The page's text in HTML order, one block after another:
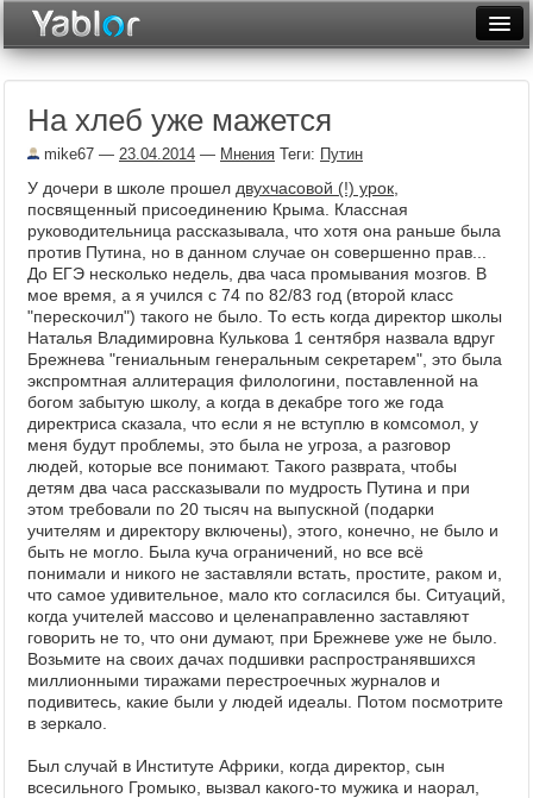
Неделя
Месяц
Рейтинги
Архив
Фототоп
Видеотоп
На хлеб уже мажется
mike67 — 23.04.2014 — Мнения Теги: Путин
У дочери в школе прошел двухчасовой (!) урок
посвященный присоединению Крыма. Классная
руководительница рассказывала, что хотя она раньше была
против Путина, но в данном случае он совершенно прав...
До ЕГЭ несколько недель, два часа промывания мозгов. В
мое время, а я учился с 74 по 82/83 год (второй класс
"перескочил") такого не было. То есть когда директор школы
Наталья Владимировна Кулькова 1 сентября назвала вдруг
Брежнева "гениальным генеральным секретарем", это была
экспромтная аллитерация филологини, поставленной на
богом забытую школу, а когда в декабре того же года
директриса сказала, что если я не вступлю в комсомол, у
меня будут проблемы, это была не угроза, а разговор
людей, которые все понимают. Такого разврата, чтобы
детям два часа рассказывали по мудрость Путина и при
этом требовали по 20 тысяч на выпускной (подарки
учителям и директору включены), этого, конечно, не было и
быть не могло. Была куча ограничений, но все всё
понимали и никого не заставляли встать, простите, раком и,
что самое удивительное, мало кто согласился бы. Ситуаций,
когда учителей массово и целенаправленно заставляют
говорить не то, что они думают, при Брежневе уже не было.
Возьмите на своих дачах подшивки распространявшихся
миллионными тиражами перестроечных журналов и
подивитесь, какие были у людей идеалы. Потом посмотрите
в зеркало.
Был случай в Институте Африки, когда директор, сын
всесильного Громыко, вызвал какого-то мужика и наорал,